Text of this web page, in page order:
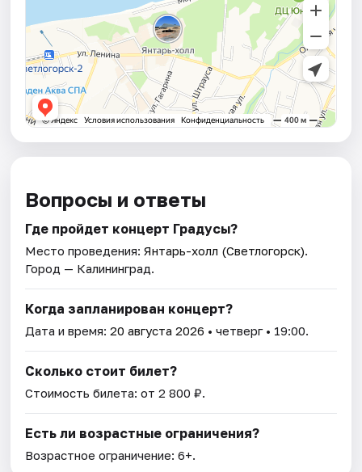
Вопросы и ответы
Где пройдет концерт Градусы?
Место проведения:Янтарь-холл (Светлогорск).
Город — Калининград.
Когда запланирован концерт?
Дата и время:20 августа 2026 • четверг • 19:00.
Сколько стоит билет?
Стоимость билета: от 2 800 ₽.
Есть ли возрастные ограничения?
Возрастное ограничение: 6+.